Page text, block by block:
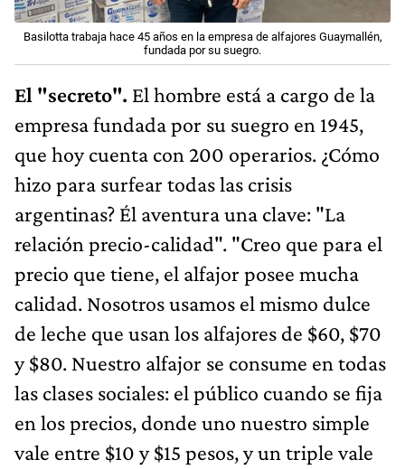
Basilotta trabaja hace 45 años en la empresa de alfajores Guaymallén,
fundada por su suegro.
El "secreto". El hombre está a cargo de la
empresa fundada por su suegro en 1945,
que hoy cuenta con 200 operarios. ¿Cómo
hizo para surfear todas las crisis
argentinas? Él aventura una clave: "La
relación precio-calidad". "Creo que para el
precio que tiene, el alfajor posee mucha
calidad. Nosotros usamos el mismo dulce
de leche que usan los alfajores de $60, $70
y $80. Nuestro alfajor se consume en todas
las clases sociales: el público cuando se fija
en los precios, donde uno nuestro simple
vale entre $10 y $15 pesos, y un triple vale